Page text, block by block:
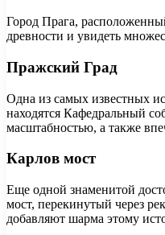
Город Прага,
древности и увидеть
Пражский Град
Одна из самых известных
находятся Кафедральный
масштабностью, а также
Карлов мост
Еще одной знаменитой
мост, перекинутый через
добавляют шарма этому